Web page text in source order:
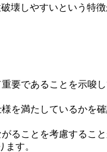
壊しやすいという特徴
要であることを示唆
を満たしているかを
ることを考慮するこ
す。